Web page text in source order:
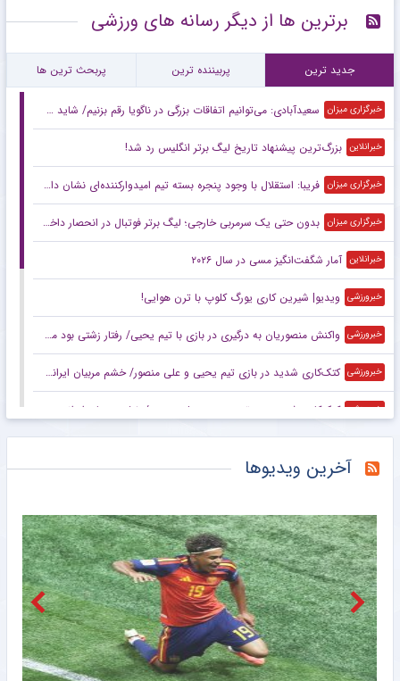
برترین ها از دیگر رسانه های ورزشی
جدید ترین پربیننده ترین پربحث ترین ها
خبرگزاری میزان سعیدآبادی: می‌توانیم اتفاقات بزرگی در ناگویا رقم بزنیم/ شاید حریفانم از سبک مبارزه من شگفت‌زده شوند
خبرانلاین بزرگ‌ترین پیشنهاد تاریخ لیگ برتر انگلیس رد شد!
خبرگزاری میزان فریبا: استقلال با وجود پنجره بسته تیم امیدوارکننده‌ای نشان داد/ لیگ امسال قابل پیش‌بینی نیست
خبرگزاری میزان بدون حتی یک سرمربی خارجی؛ لیگ برتر فوتبال در انحصار داخلی‌ها/ فصل آزمون مربیان ایرانی با چاشنی تکرار و فرصت طلایی
خبرانلاین آمار شگفت‌انگیز مسی در سال ۲۰۲۶
خبرورزشی ویدیو| شیرین کاری یورگ کلوپ با ترن هوایی!
خبرورزشی واکنش منصوریان به درگیری در بازی با تیم یحیی/ رفتار زشتی بود مگر ورزش بوکس است؟
خبرورزشی کتک‌کاری شدید در بازی تیم یحیی و علی منصور/ خشم مربیان ایرانی‌ و قرعه خبرساز با رویارویی تلخ!
خبرورزشی کتک‌کاری شدید بین تیم یحیی و علی منصور/ خشم مربیان ایرانی‌ و قرعه خبرساز با رویارویی تلخ!
خبرورزشی تاجرنیا: تعصب رامین رضاییان به پیراهن استقلال را فراموش نمی‌کنیم!
خبرگزاری ایلنا واکنش سرمربی موناکو به شایعات جدایی بالوگان؛ او بازیکنی خاص است
خبرگزاری ایلنا منچسترسیتی اولین پیشنهاد برای رودری را رد کرد
خبرگزاری دانشجو دیدار دوستانه ۲ سرمربی لیگ برتر ایران در عراق / یحیی گل محمدی و علیرضا منصوریان باز به هم رسیدند+ عکس
آخرین ویدیوها